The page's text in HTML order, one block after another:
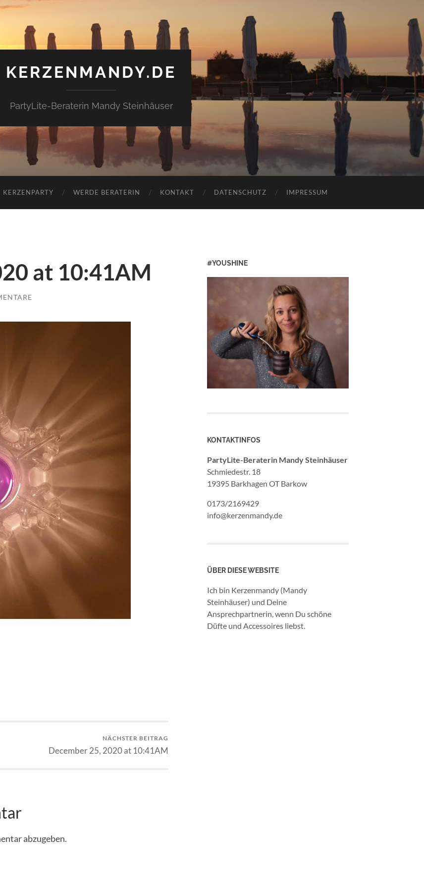
KERZENMANDY.DE
PartyLite-Beraterin Mandy Steinhäuser
KERZENPARTY WERDE BERATERIN KONTAKT DATENSCHUTZ IMPRESSUM
at 10:41AM
NÄCHSTER BEITRAG
December 25, 2020 at 10:41AM
abzugeben.
#YOUSHINE
KONTAKTINFOS
PartyLite-Beraterin Mandy Steinhäuser
Schmiedestr. 18
19395 Barkhagen OT Barkow
0173/2169429
info@kerzenmandy.de
ÜBER DIESE WEBSITE
Ich bin Kerzenmandy (Mandy
Steinhäuser) und Deine
Ansprechpartnerin, wenn Du schöne
Düfte und Accessoires liebst.